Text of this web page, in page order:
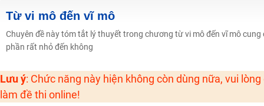
Học online lớp 2 với thầy cô giáo giỏi, nổi tiếng
2K6! Lộ Trình Sun 2024 - Ba bước luyện thi TN THPT - ĐH ít nhất 25 điểm
Hot! Lễ hội đồng giá 449K - 499K toàn bộ khoá học tại Tuyensinh247
Đồng giá khóa học 499K - 399K (13/11-15/11)
Khai giảng các khóa lớp 9 Toán - Lý - Hóa - Văn - Anh năm 2018
Từ vi mô đến vĩ mô
Chuyên đề này tóm tắt lý thuyết trong chương từ vi mô đến vĩ mô
phần rất nhỏ đến không
Lưu ý: Chức năng này hiện không còn dùng nữa, vui
làm đề thi online!